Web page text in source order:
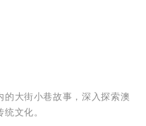
大街小巷故事，深入探索澳
文化。